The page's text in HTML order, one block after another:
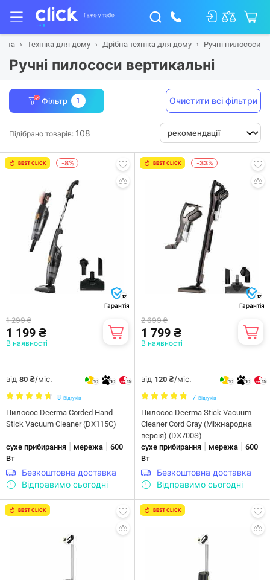
Техніка для дому Дрібна техніка для дому Ручні пилососи
Ручні пилососи вертикальні
Фільтр 1 Очистити всі фільтри
Підібрано товарів: 108
BEST CLICK -8%
12
Гарантія
1 299 ₴
1 199 ₴
В наявності
від 80 ₴/міс. 10 10 15
8 Відгуків
Пилосос Deerma Corded Hand
Stick Vacuum Cleaner (DX115C)
сухе прибирання мережа
600
Вт
Безкоштовна доставка
Відправимо сьогодні
BEST CLICK -33%
12
Гарантія
2 699 ₴
1 799 ₴
В наявності
від 120 ₴/міс. 10 10 15
7 Відгуків
Пилосос Deerma Stick Vacuum
Cleaner Cord Gray (Міжнародна
версія) (DX700S)
сухе прибирання
мережа
600
Вт
Безкоштовна доставка
Відправимо сьогодні
BEST CLICK BEST CLICK